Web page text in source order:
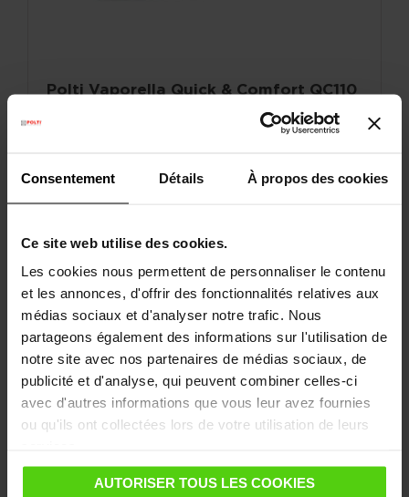
Consentement Détails À propos des cookies
Ce site web utilise des cookies.
Les cookies nous permettent de personnaliser le contenu
et les annonces, d'offrir des fonctionnalités relatives aux
médias sociaux et d'analyser notre trafic. Nous
partageons également des informations sur l'utilisation de
notre site avec nos partenaires de médias sociaux, de
publicité et d'analyse, qui peuvent combiner celles-ci
avec d'autres informations que vous leur avez fournies
ou qu'ils ont collectées lors de votre utilisation de leurs
AUTORISER TOUS LES COOKIES
Polti Vaporella Quick & Comfort QC110
Stainless steel soleplate, 180g steam jet
69,00 €
ÉPUISÉ
RECONDITIONNÉ
LIVRAISON GRATUITE